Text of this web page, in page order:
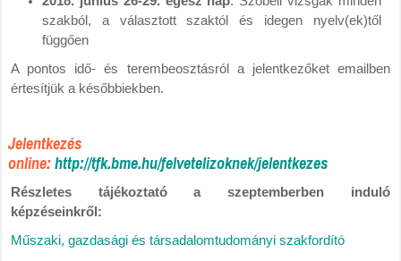
szakból, a választott szaktól és idegen nyelv(ek)től
függően
A pontos idő- és terembeosztásról a jelentkezőket emailben
értesítjük a későbbiekben.
Jelentkezés
online:http://tfk.bme.hu/felvetelizoknek/jelentkezes
Részletes tájékoztató a szeptemberben induló
képzéseinkről:
Műszaki, gazdasági és társadalomtudományi szakfordító